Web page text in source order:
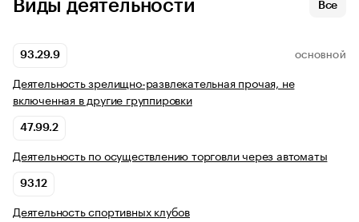
Виды деятельности Все
93.29.9 ОСНОВНОЙ
Деятельность зрелищно-развлекательная прочая, не
включенная в другие группировки
47.99.2
Деятельность по осуществлению торговли через автоматы
93.12
Деятельность спортивных клубов